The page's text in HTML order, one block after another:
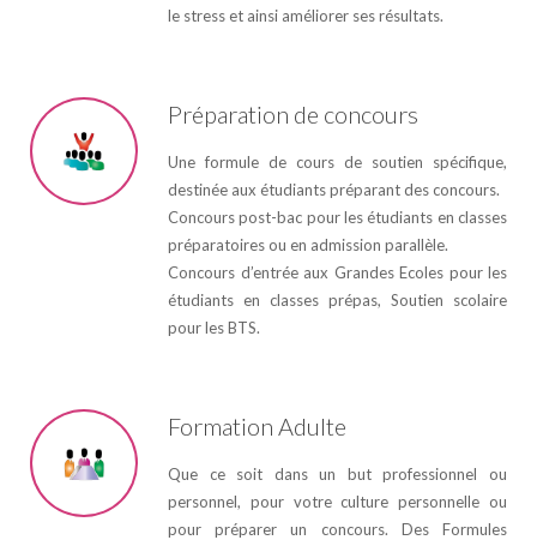
le stress et ainsi améliorer ses résultats.
Préparation de concours
Une formule de cours de soutien spécifique,
destinée aux étudiants préparant des concours.
Concours post-bac pour les étudiants en classes
préparatoires ou en admission parallèle.
Concours d’entrée aux Grandes Ecoles pour les
étudiants en classes prépas, Soutien scolaire
pour les BTS.
Formation Adulte
Que ce soit dans un but professionnel ou
personnel, pour votre culture personnelle ou
pour préparer un concours. Des Formules